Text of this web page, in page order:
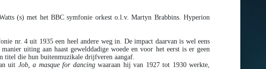
(s) met het BBC symfonie orkest o.l.v. Martyn Brabbins. Hyperion
nr. 4 uit 1935 een heel andere weg in. De impact daarvan is wel eens
uiting aan haast gewelddadige woede en voor het eerst is er geen
titel die hun buitenmuzikale drijfveren aangaf.
uit Job, a masque for dancingwaaraan hij van 1927 tot 1930 werkte,